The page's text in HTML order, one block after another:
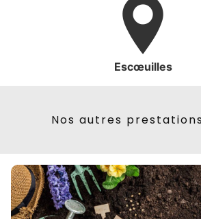
Escœuilles
Nos autres prestations